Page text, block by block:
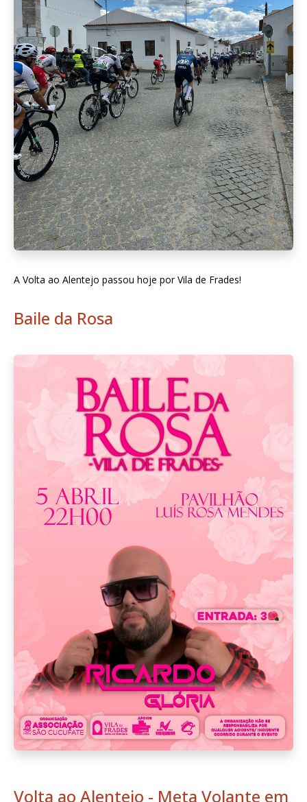
A Volta ao Alentejo passou hoje por Vila de Frades!
Baile da Rosa
Volta ao Alentejo - Meta Volante em